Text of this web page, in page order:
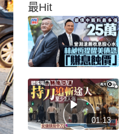
最Hit
01:13